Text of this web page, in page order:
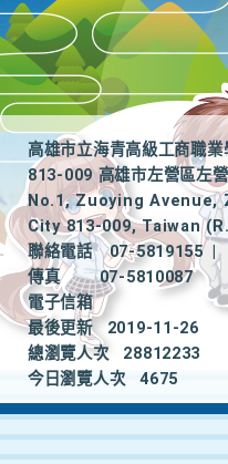
高雄市立海青高級工商職業
813-009 高雄市左營區左
No.1, Zuoying Avenue,
City 813-009, Taiwan
聯絡電話
07-5819155
|
傳真
07-5810087
電子信箱
最後更新
2019-11-26
總瀏覽人次
28812233
今日瀏覽人次
4675